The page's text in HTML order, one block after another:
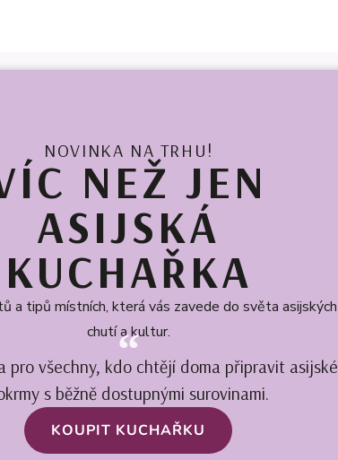
NOVINKA NA TRHU!
NEŽ JEN
ASIJSKÁ
KUCHAŘKA
a tipů místních, která vás zavede do světa asijských
chutí a kultur.
pro všechny, kdo chtějí doma připravit asijské
s běžně dostupnými surovinami.
KOUPIT KUCHAŘKU